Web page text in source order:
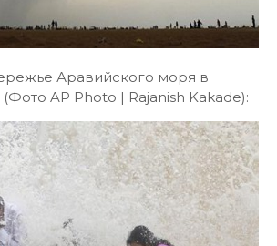
Аравийского моря в
AP Photo | Rajanish Kakade):